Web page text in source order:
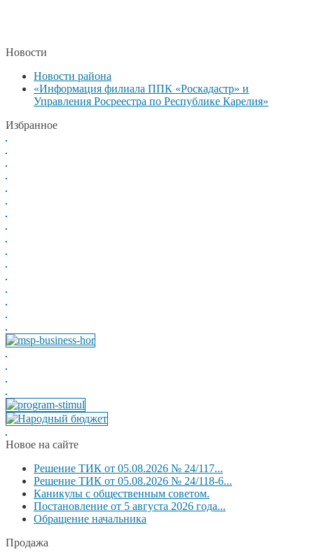
Новости
Новости района
«Информация филиала ППК «Роскадастр» и
Управления Росреестра по Республике Карелия»
Избранное
Новое на сайте
Решение ТИК от 05.08.2026 № 24/117...
Решение ТИК от 05.08.2026 № 24/118-6...
Каникулы с общественным советом.
Постановление от 5 августа 2026 года...
Обращение начальника
Продажа